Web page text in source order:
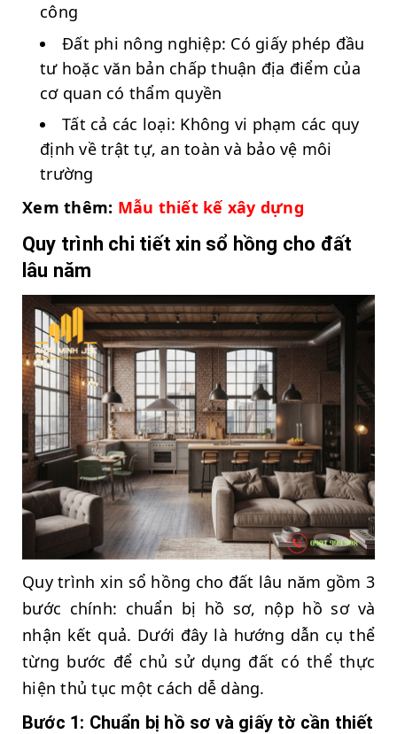
công
Đất phi nông nghiệp: Có giấy phép đầu
tư hoặc văn bản chấp thuận địa điểm của
cơ quan có thẩm quyền
Tất cả các loại: Không vi phạm các quy
định về trật tự, an toàn và bảo vệ môi
trường
Xem thêm: Mẫu thiết kế xây dựng
Quy trình chi tiết xin sổ hồng cho đất
lâu năm
Quy trình xin sổ hồng cho đất lâu năm gồm 3
bước chính: chuẩn bị hồ sơ, nộp hồ sơ và
nhận kết quả. Dưới đây là hướng dẫn cụ thể
từng bước để chủ sử dụng đất có thể thực
hiện thủ tục một cách dễ dàng.
Bước 1: Chuẩn bị hồ sơ và giấy tờ cần thiết